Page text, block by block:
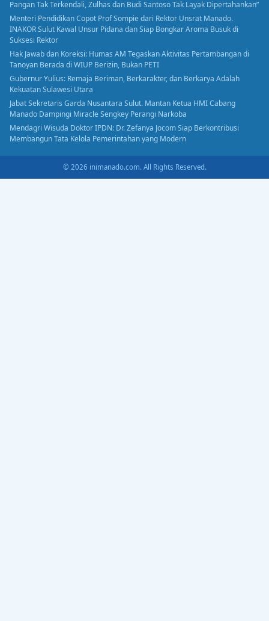
Pangan Tak Terkendali, Zulhas dan Budi Santoso Tak Layak Dipertahankan”
Menteri Pendidikan Copot Prof Sompie dari Rektor Unsrat Manado.
INAKOR Sulut Kawal Unsur Pidana dan Siap Bongkar Aroma Busuk di
Suksesi Rektor
Hak Jawab dan Koreksi: Humas AM Tegaskan Aktivitas Pertambangan di
Tanoyan Berada di WIUP Berizin, Bukan PETI
Gubernur Yulius: Remaja Beriman, Berkarakter, dan Berkarya Adalah
Kekuatan Sulawesi Utara
Jabat Sekretaris Garda Nusantara Sulut. Mantan Ketua HMI Cabang
Manado Dampingi Miracle Sengkey Perangi Narkoba
Mendagri Wisuda Doktor IPDN: Dr. Zefanya Jocom Siap Berkontribusi
Membangun Tata Kelola Pemerintahan yang Modern
© 2026 inimanado.com. All Rights Reserved.